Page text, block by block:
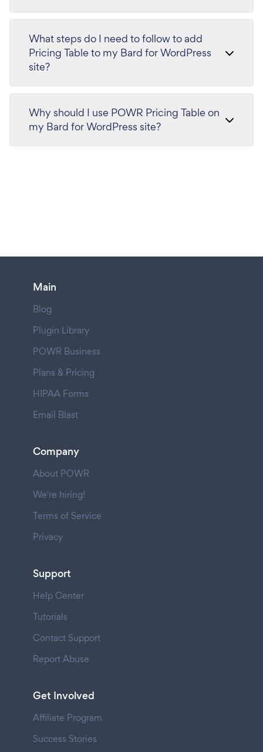
What steps do I need to follow to add
Pricing Table to my Bard for WordPress
site?
Why should I use POWR Pricing Table on
my Bard for WordPress site?
Main
Blog
Plugin Library
POWR Business
Plans & Pricing
HIPAA Forms
Email Blast
Company
About POWR
We're hiring!
Terms of Service
Privacy
Support
Help Center
Tutorials
Contact Support
Report Abuse
Get Involved
Affiliate Program
Success Stories